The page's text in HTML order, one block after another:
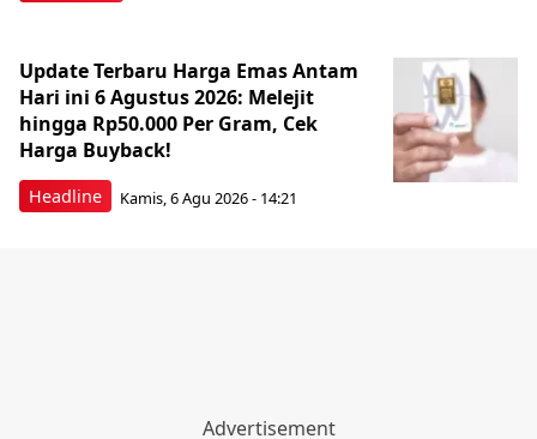
Headline
Update Terbaru Harga Emas Antam
Hari ini 6 Agustus 2026: Melejit
hingga Rp50.000 Per Gram, Cek
Harga Buyback!
Kamis, 6 Agu 2026 - 14:21